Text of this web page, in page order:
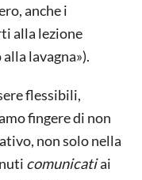
anche i
alla lezione
lavagna»).
flessibili,
fingere di non
non solo nella
comunicatiai